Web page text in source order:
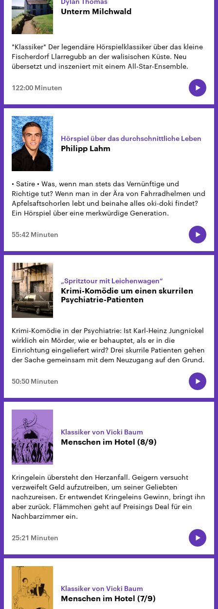
Unterm Milchwald
*Klassiker* Der legendäre Hörspielklassiker über das kleine
Fischerdorf Llarregubb an der walisischen Küste. Neu
übersetzt und inszeniert mit einem All-Star-Ensemble.
122:00 Minuten
Hörspiel über das durchschnittliche Leben
Philipp Lahm
• Satire • Was, wenn man stets das Vernünftige und
Richtige tut? Wenn man in der Ära von Fahrradhelmen und
Apfelsaftschorlen lebt und beinahe alles oki-doki findet?
Ein Hörspiel über eine merkwürdige Generation.
55:42 Minuten
„Spritztour mit Leichenwagen“
Krimi-Komödie um einen skurrilen
Psychiatrie-Patienten
Krimi-Komödie in der Psychiatrie: Ist Karl-Heinz Jungnickel
wirklich ein Mörder, wie er behauptet, als er in die
Einrichtung eingeliefert wird? Drei skurrile Patienten gehen
der Sache gemeinsam mit dem Neuzugang auf den Grund.
50:50 Minuten
Klassiker von Vicki Baum
Menschen im Hotel (8/9)
Kringelein übersteht den Herzanfall. Geigern versucht
verzweifelt Geld aufzutreiben, um seiner Geliebten
nachzureisen. Er entwendet Kringeleins Gewinn, bringt ihn
aber zurück. Flämmchen geht auf Preisings Deal für ein
Nachbarzimmer ein.
25:21 Minuten
Klassiker von Vicki Baum
Menschen im Hotel (7/9)